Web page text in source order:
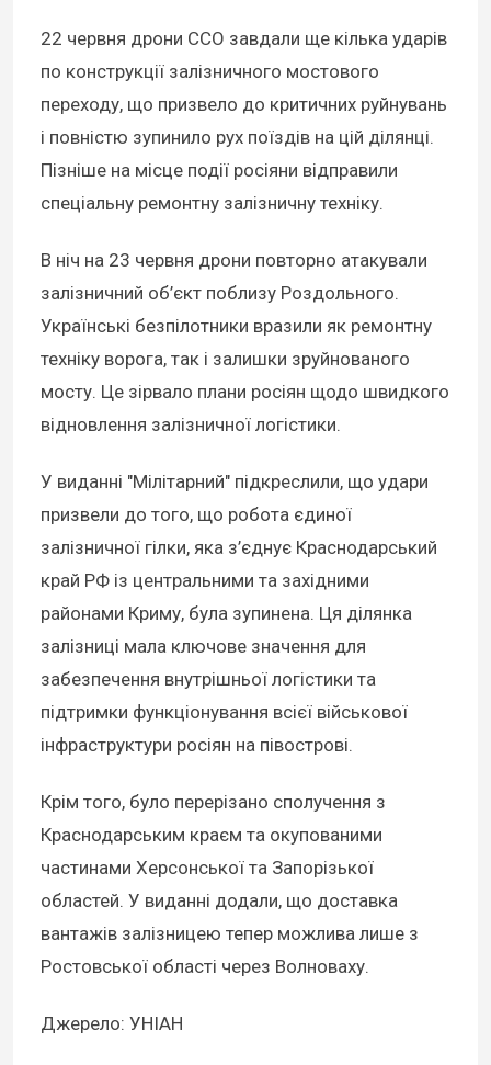
22 червня дрони ССО завдали ще кілька ударів
по конструкції залізничного мостового
переходу, що призвело до критичних руйнувань
і повністю зупинило рух поїздів на цій ділянці.
Пізніше на місце події росіяни відправили
спеціальну ремонтну залізничну техніку.
В ніч на 23 червня дрони повторно атакували
залізничний об’єкт поблизу Роздольного.
Українські безпілотники вразили як ремонтну
техніку ворога, так і залишки зруйнованого
мосту. Це зірвало плани росіян щодо швидкого
відновлення залізничної логістики.
У виданні "Мілітарний" підкреслили, що удари
призвели до того, що робота єдиної
залізничної гілки, яка з’єднує Краснодарський
край РФ із центральними та західними
районами Криму, була зупинена. Ця ділянка
залізниці мала ключове значення для
забезпечення внутрішньої логістики та
підтримки функціонування всієї військової
інфраструктури росіян на півострові.
Крім того, було перерізано сполучення з
Краснодарським краєм та окупованими
частинами Херсонської та Запорізької
областей. У виданні додали, що доставка
вантажів залізницею тепер можлива лише з
Ростовської області через Волноваху.
Джерело: УНІАН